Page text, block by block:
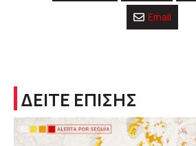
Email
ΔΕΙΤΕ ΕΠΙΣΗΣ